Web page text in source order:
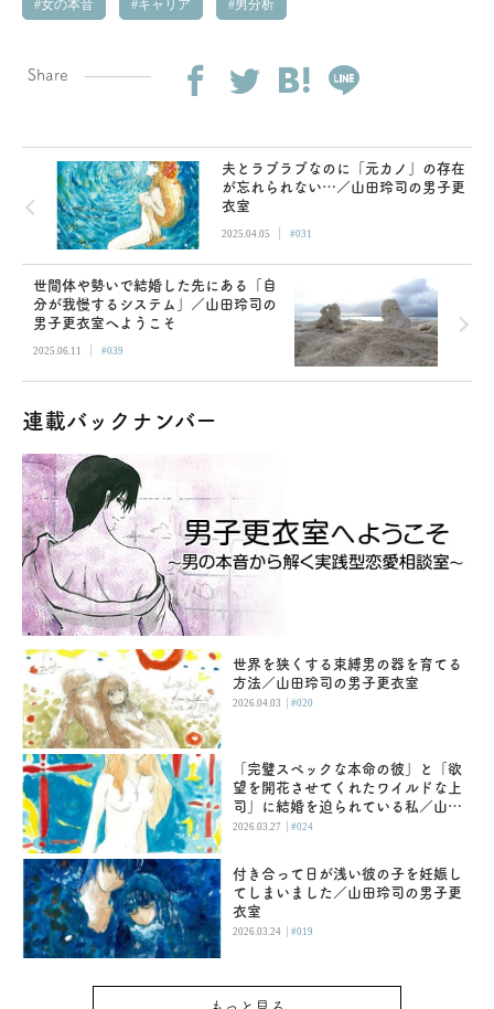
女の本音 キャリア 男分析
Share
夫とラブラブなのに「元カノ」の存在
が忘れられない…／山田玲司の男子更
衣室
2025.04.05 | #031
世間体や勢いで結婚した先にある「自
分が我慢するシステム」／山田玲司の
男子更衣室へようこそ
2025.06.11 | #039
連載バックナンバー
世界を狭くする束縛男の器を育てる
方法／山田玲司の男子更衣室
2026.04.03 |#020
「完璧スペックな本命の彼」と「欲
望を開花させてくれたワイルドな上
司」に結婚を迫られている私／山田
玲司の男子更衣室
2026.03.27 |#024
付き合って日が浅い彼の子を妊娠し
てしまいました／山田玲司の男子更
衣室
2026.03.24 |#019